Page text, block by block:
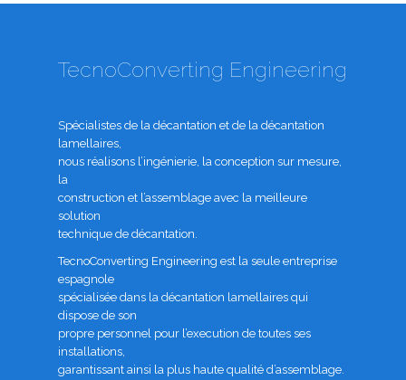
TecnoConverting Engineering
Spécialistes de la décantation et de la décantation
lamellaires,
nous réalisons l’ingénierie, la conception sur mesure,
la
construction et l’assemblage avec la meilleure
solution
technique de décantation.
TecnoConverting Engineering est la seule entreprise
espagnole
spécialisée dans la décantation lamellaires qui
dispose de son
propre personnel pour l’execution de toutes ses
installations,
garantissant ainsi la plus haute qualité d’assemblage.